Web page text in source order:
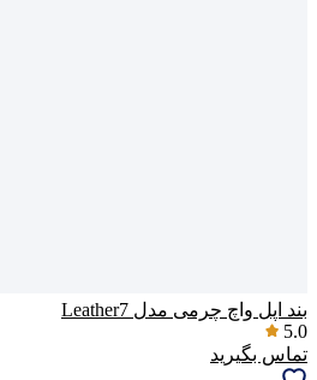
بند اپل واچ چرمی مدل Leather7
5.0
تماس بگیرید